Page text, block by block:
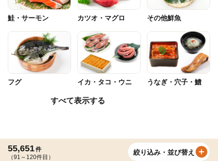
鮭・サーモン カツオ・マグロ その他鮮魚
フグ イカ・タコ・ウニ うなぎ・穴子・鱧
すべて表示する
55,651件
（91～120件目）
絞り込み・並び替え